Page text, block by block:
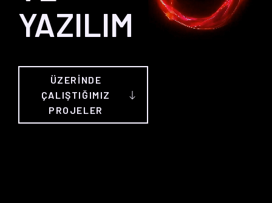
YAZILIM
ÜZERİNDE
ÇALIŞTIĞIMIZ
PROJELER